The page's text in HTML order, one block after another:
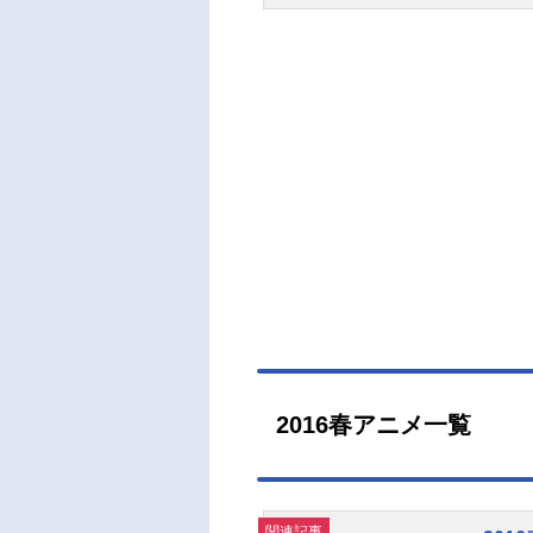
2016春アニメ一覧